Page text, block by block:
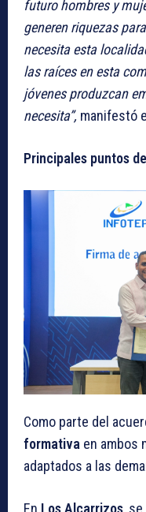
futuro hombres y
generen riquezas
necesita esta
las raíces en esta
jóvenes produzcan
necesita”, manifestó
Principales puntos
Como parte del
formativa en ambos
adaptados a las
En Los Alcarrizos ,